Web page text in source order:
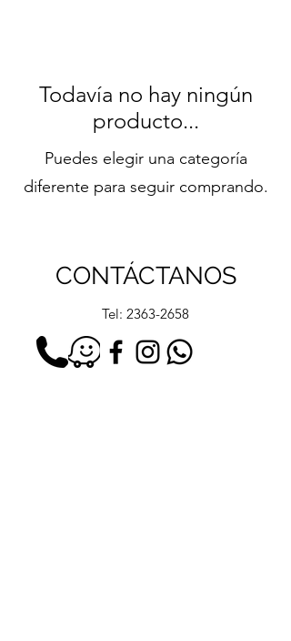
Todavía no hay ningún
producto...
Puedes elegir una categoría
diferente para seguir comprando.
CONTÁCTANOS
Tel: 2363-2658